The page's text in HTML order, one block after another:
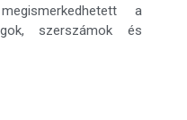
a
szerszámok és